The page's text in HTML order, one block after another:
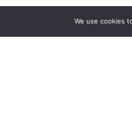
We use cookies